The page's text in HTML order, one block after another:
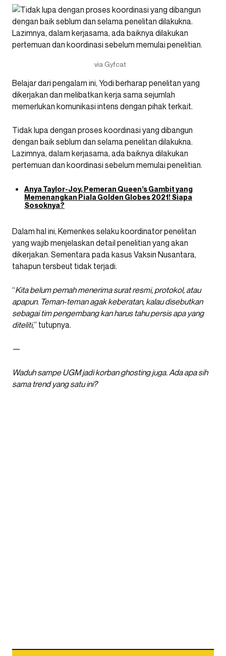
via Gyfcat
Belajar dari pengalam ini, Yodi berharap penelitan yang
dikerjakan dan melibatkan kerja sama sejumlah
memerlukan komunikasi intens dengan pihak terkait.
Tidak lupa dengan proses koordinasi yang dibangun
dengan baik seblum dan selama penelitan dilakukna.
Lazimnya, dalam kerjasama, ada baiknya dilakukan
pertemuan dan koordinasi sebelum memulai penelitian.
Anya Taylor-Joy, Pemeran Queen’s Gambit yang
Memenangkan Piala Golden Globes 2021! Siapa
Sosoknya?
Dalam hal ini, Kemenkes selaku koordinator penelitan
yang wajib menjelaskan detail penelitian yang akan
dikerjakan. Sementara pada kasus Vaksin Nusantara,
tahapun tersbeut tidak terjadi.
“Kita belum pernah menerima surat resmi, protokol, atau
apapun. Teman-teman agak keberatan, kalau disebutkan
sebagai tim pengembang kan harus tahu persis apa yang
diteliti,” tutupnya.
—
Waduh sampe UGM jadi korban ghosting juga. Ada apa sih
sama trend yang satu ini?